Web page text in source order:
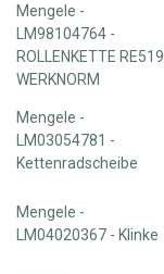
Mengele -
LM98104764 -
ROLLENKETTE RE519
WERKNORM
Mengele -
LM03054781 -
Kettenradscheibe
Mengele -
LM04020367 - Klinke